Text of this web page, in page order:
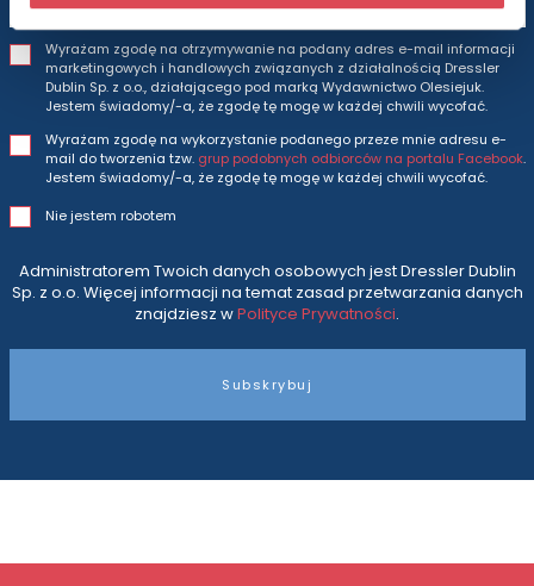
Wyrażam zgodę na otrzymywanie na podany adres e-mail informacji
marketingowych i handlowych związanych z działalnością Dressler
Dublin Sp. z o.o., działającego pod marką Wydawnictwo Olesiejuk.
Jestem świadomy/-a, że zgodę tę mogę w każdej chwili wycofać.
Wyrażam zgodę na wykorzystanie podanego przeze mnie adresu e-
mail do tworzenia tzw. grup podobnych odbiorców na portalu Facebook.
Jestem świadomy/-a, że zgodę tę mogę w każdej chwili wycofać.
Nie jestem robotem
Administratorem Twoich danych osobowych jest Dressler Dublin
Sp. z o.o. Więcej informacji na temat zasad przetwarzania danych
znajdziesz wPolityce Prywatności.
Subskrybuj